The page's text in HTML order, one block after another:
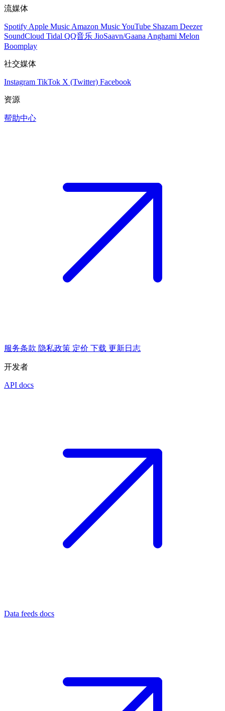
流媒体
Spotify Apple Music Amazon MusicYouTube Shazam Deezer
SoundCloud Tidal QQ音乐 JioSaavn/Gaana Anghami Melon
Boomplay
社交媒体
Instagram TikTok X (Twitter) Facebook
资源
帮助中心
服务条款 隐私政策 定价 下载 更新日志
开发者
API docs
Data feeds docs